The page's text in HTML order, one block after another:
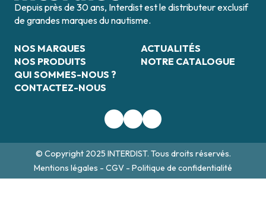
Depuis près de 30 ans, Interdist est le distributeur exclusif
de grandes marques du nautisme.
NOS MARQUES
NOS PRODUITS
QUI SOMMES-NOUS ?
CONTACTEZ-NOUS
ACTUALITÉS
NOTRE CATALOGUE
© Copyright 2025 INTERDIST. Tous droits réservés.
Mentions légales - CGV - Politique de confidentialité